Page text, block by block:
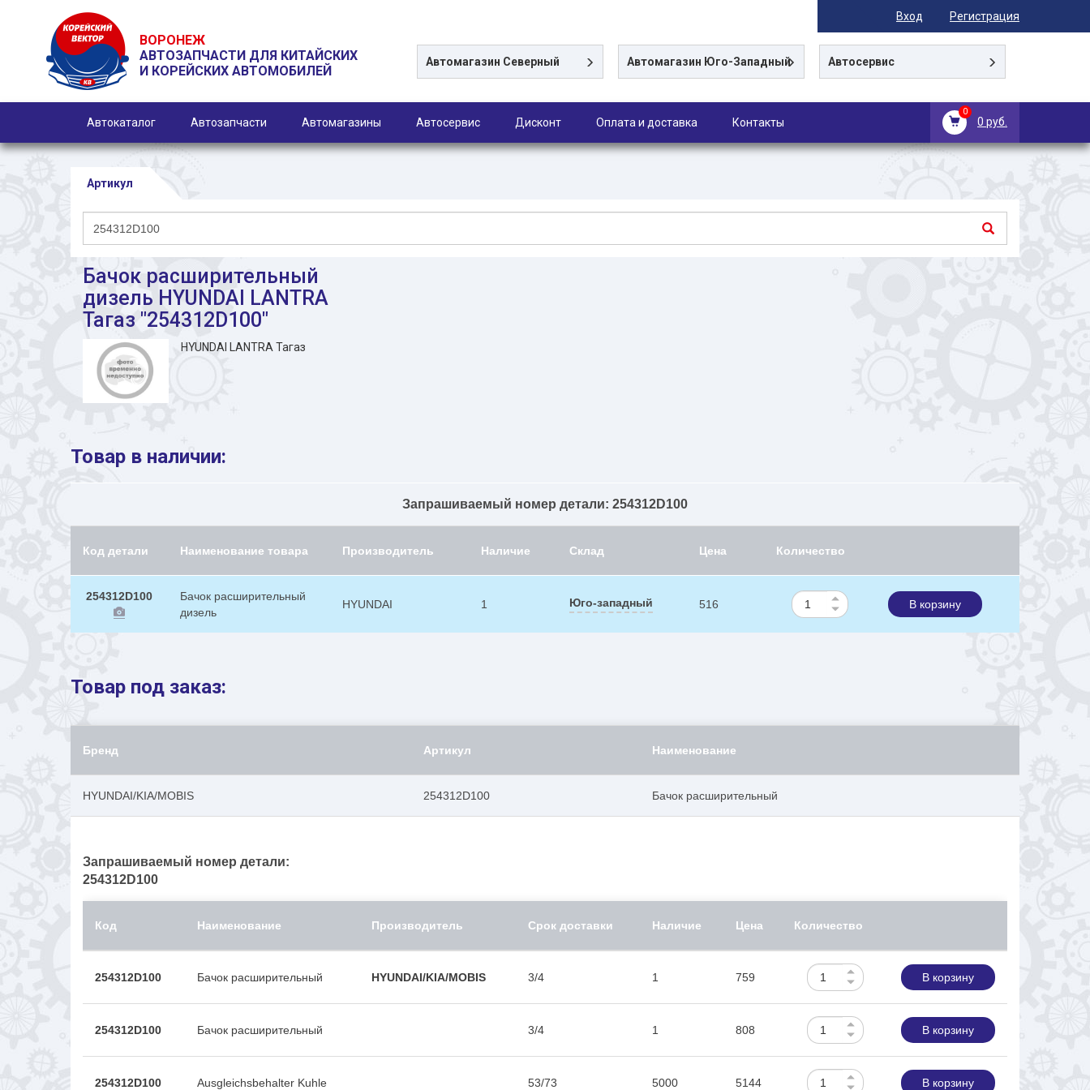
Вход Регистрация
ВОРОНЕЖ
АВТОЗАПЧАСТИ ДЛЯ КИТАЙСКИХ
И КОРЕЙСКИХ АВТОМОБИЛЕЙ
Автомагазин Северный Автомагазин Юго-Западный Автосервис
0
0 руб.
Автокаталог Автозапчасти Автомагазины Автосервис Дисконт Оплата и доставка Контакты
Артикул
Бачок расширительный
дизель HYUNDAI LANTRA
Тагаз "254312D100"
HYUNDAI LANTRA Тагаз
Товар в наличии:
Запрашиваемый номер детали: 254312D100
Код детали Наименование товара Производитель Наличие Склад Цена Количество
254312D100
Бачок расширительный
дизель
HYUNDAI 1 Юго-западный 516 В корзину
Товар под заказ:
Бренд Артикул Наименование
HYUNDAI/KIA/MOBIS 254312D100 Бачок расширительный
Запрашиваемый номер детали:
254312D100
Код Наименование Производитель Срок доставки Наличие Цена Количество
254312D100 Бачок расширительный HYUNDAI/KIA/MOBIS 3/4 1 759 В корзину
254312D100 Бачок расширительный 3/4 1 808 В корзину
254312D100 Ausgleichsbehalter Kuhle 53/73 5000 5144 В корзину